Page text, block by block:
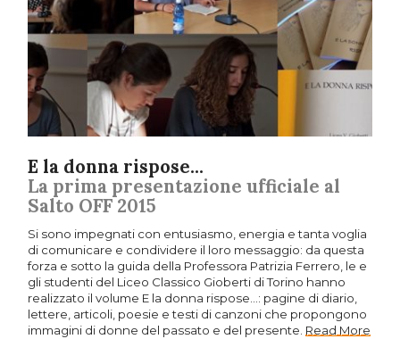
E la donna rispose...
La prima presentazione ufficiale al
Salto OFF 2015
Si sono impegnati con entusiasmo, energia e tanta voglia
di comunicare e condividere il loro messaggio: da questa
forza e sotto la guida della Professora Patrizia Ferrero, le e
gli studenti del Liceo Classico Gioberti di Torino hanno
realizzato il volume E la donna rispose…: pagine di diario,
lettere, articoli, poesie e testi di canzoni che propongono
immagini di donne del passato e del presente. Read More